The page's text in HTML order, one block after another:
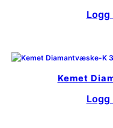
Logg
Kemet
Logg